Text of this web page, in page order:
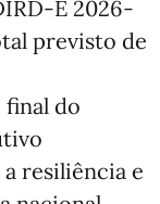
E 2026-
previsto de
do
resiliência e